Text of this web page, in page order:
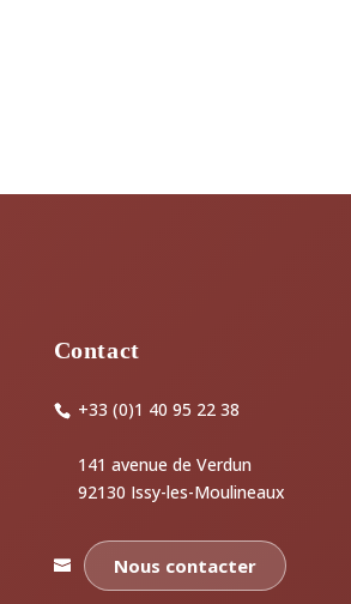
Contact
+33 (0)1 40 95 22 38
141 avenue de Verdun
92130 Issy-les-Moulineaux
Nous contacter